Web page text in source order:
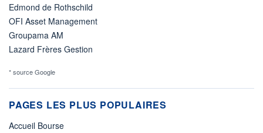
Edmond de Rothschild
OFI Asset Management
Groupama AM
Lazard Frères Gestion
* source Google
PAGES LES PLUS POPULAIRES
Accueil Bourse